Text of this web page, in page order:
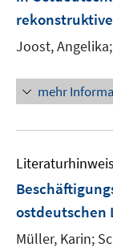
Joost, Angelika;
mehr
Literaturhinweis
ostdeutschen
Müller, Karin;